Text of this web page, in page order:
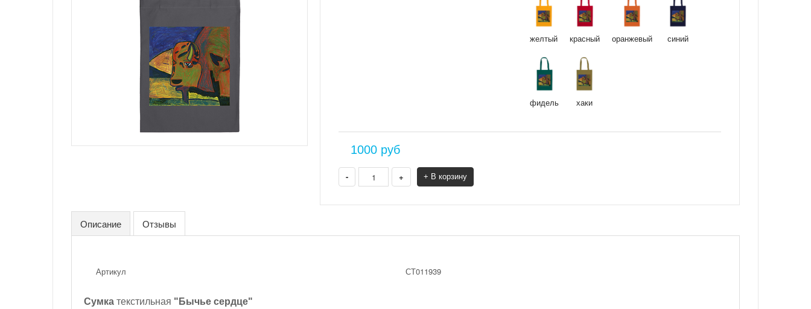
желтый красный оранжевый синий
фидель хаки
1000 руб
- + + В корзину
Описание Отзывы
Артикул СТ011939
Сумка текстильная "Бычье сердце"